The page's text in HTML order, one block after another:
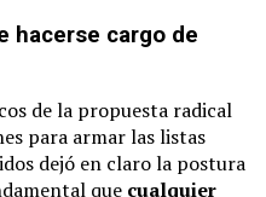
hacerse cargo de
de la propuesta radical
para armar las listas
dejó en claro la postura
que cualquier